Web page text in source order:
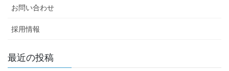
お問い合わせ
採用情報
最近の投稿